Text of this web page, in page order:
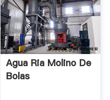
Agua Ria Molino De
Bolas